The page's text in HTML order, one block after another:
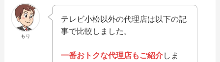
もり
テレビ小松以外の代理店は以下の記
事で比較しました。
一番おトクな代理店もご紹介しま